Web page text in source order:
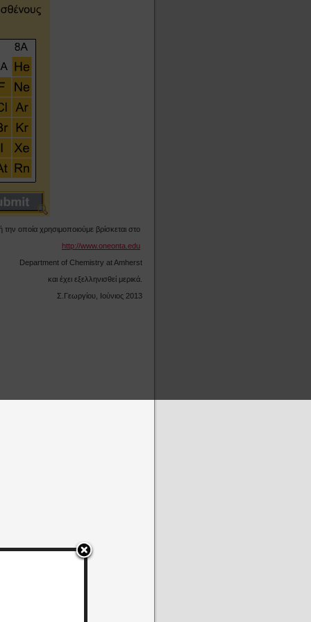
οποία χρησιμοποιούμε βρίσκεται στο
http://www.oneonta.edu
Department of Chemistry at Amherst
και έχει εξελληνισθεί μερικά.
Σ.Γεωργίου, Ιούνιος 2013